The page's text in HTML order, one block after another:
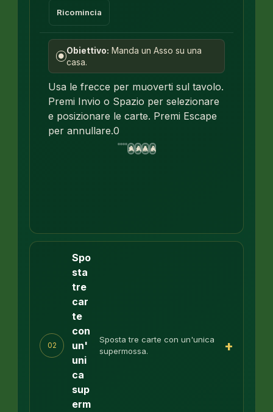
Ricomincia
●
Obiettivo: Manda un Asso su una
casa.
Usa le frecce per muoverti sul tavolo.
Premi Invio o Spazio per selezionare
e posizionare le carte. Premi Escape
per annullare.0
A
♥ A
♦ A
♣ A
♠
02
Spo
sta
tre
car
te
con
un'
uni
ca
sup
erm
Sposta tre carte con un'unica
supermossa.
+